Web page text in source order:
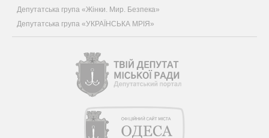
Депутатська група «Жінки. Мир. Безпека»
Депутатська група «УКРАЇНСЬКА МРІЯ»